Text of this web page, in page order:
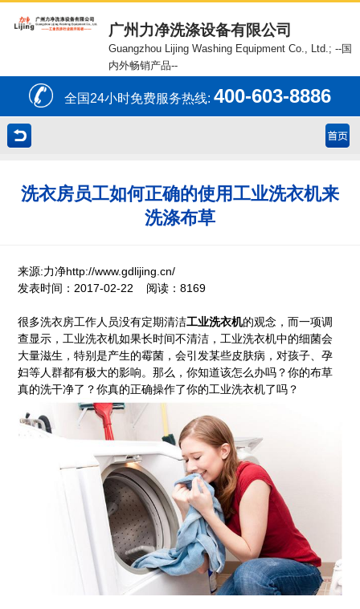
广州力净洗涤设备有限公司
Guangzhou Lijing Washing Equipment Co., Ltd.; --国
内外畅销产品--
全国24小时免费服务热线:400-603-8886
洗衣房员工如何正确的使用工业洗衣机来
洗涤布草
来源:力净http://www.gdlijing.cn/
发表时间：2017-02-22 阅读：8169
很多洗衣房工作人员没有定期清洁工业洗衣机的观念，而一项调
查显示，工业洗衣机如果长时间不清洁，工业洗衣机中的细菌会
大量滋生，特别是产生的霉菌，会引发某些皮肤病，对孩子、孕
妇等人群都有极大的影响。那么，你知道该怎么办吗？你的布草
真的洗干净了？你真的正确操作了你的工业洗衣机了吗？